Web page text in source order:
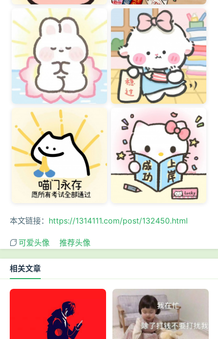
本文链接： https://1314111.com/post/132450.html
可爱头像 推荐头像
相关文章